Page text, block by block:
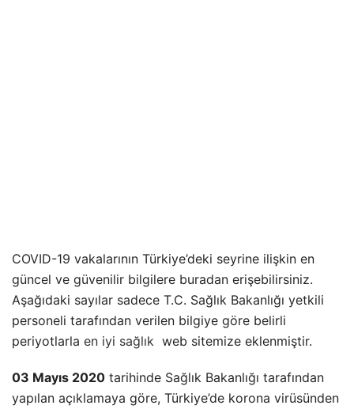
COVID-19 vakalarının Türkiye’deki seyrine ilişkin en
güncel ve güvenilir bilgilere buradan erişebilirsiniz.
Aşağıdaki sayılar sadece T.C. Sağlık Bakanlığı yetkili
personeli tarafından verilen bilgiye göre belirli
periyotlarla en iyi sağlık web sitemize eklenmiştir.
03 Mayıs 2020 tarihinde Sağlık Bakanlığı tarafından
yapılan açıklamaya göre, Türkiye’de korona virüsünden